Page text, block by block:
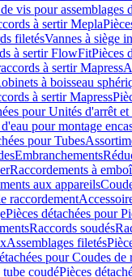
vis pour assemblages
à sertir Mepla
filetésVannes à siège
à sertir FlowFitPièces
à sertir Mapress
à boisseau
à sertir Mapress
pour Unités d'arrêt
pour montage
pour Tubes
Embranchements
Raccordements à
aux appareils
raccordement
Pièces détachées pour
Raccords soudés
Assemblages filetés
pour Coudes de
tube coudéPièces